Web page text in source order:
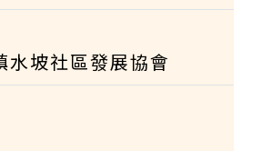
水坡社區發展協會